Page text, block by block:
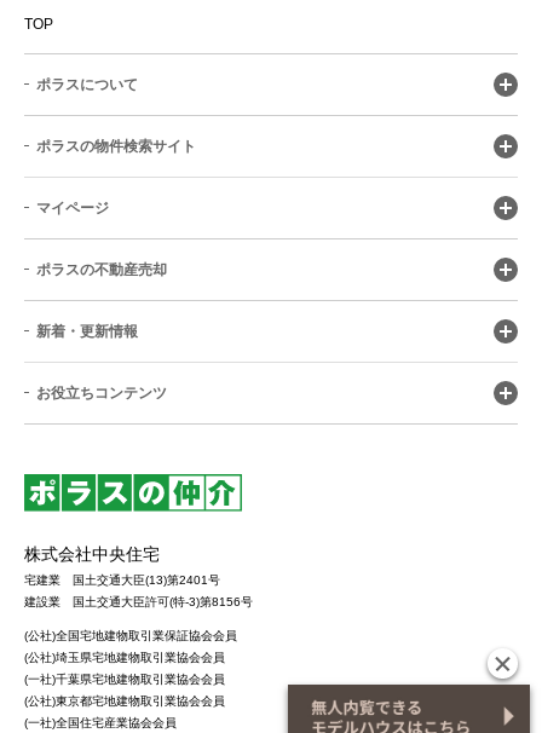
TOP
ポラスについて
ポラスの物件検索サイト
マイページ
ポラスの不動産売却
新着・更新情報
お役立ちコンテンツ
株式会社中央住宅
宅建業 国土交通大臣(13)第2401号
建設業 国土交通大臣許可(特-3)第8156号
(公社)全国宅地建物取引業保証協会会員
(公社)埼玉県宅地建物取引業協会会員
(一社)千葉県宅地建物取引業協会会員
(公社)東京都宅地建物取引業協会会員
(一社)全国住宅産業協会会員